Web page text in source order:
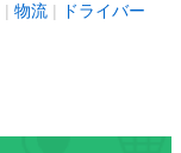
物流 ドライバー